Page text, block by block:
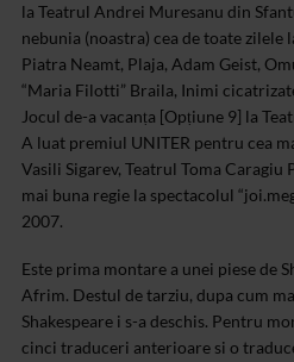
la Teatrul Andrei Muresanu din
nebunia (noastra) cea de toate
Piatra Neamt, Plaja, Adam Geist,
“Maria Filotti” Braila, Inimi
Jocul de-a vacanṭa [Opṭiune 9] la
A luat premiul UNITER pentru cea
Vasili Sigarev, Teatrul Toma
mai buna regie la spectacolul
2007.
Este prima montare a unei piese de
Afrim. Destul de tarziu, dupa cum
Shakespeare i s-a deschis. Pentru
cinci traduceri anterioare si o